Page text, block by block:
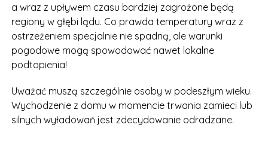
a wraz z upływem czasu bardziej zagrożone będą
regiony w głębi lądu. Co prawda temperatury wraz z
ostrzeżeniem specjalnie nie spadną, ale warunki
pogodowe mogą spowodować nawet lokalne
podtopienia!
Uważać muszą szczególnie osoby w podeszłym wieku.
Wychodzenie z domu w momencie trwania zamieci lub
silnych wyładowań jest zdecydowanie odradzane.